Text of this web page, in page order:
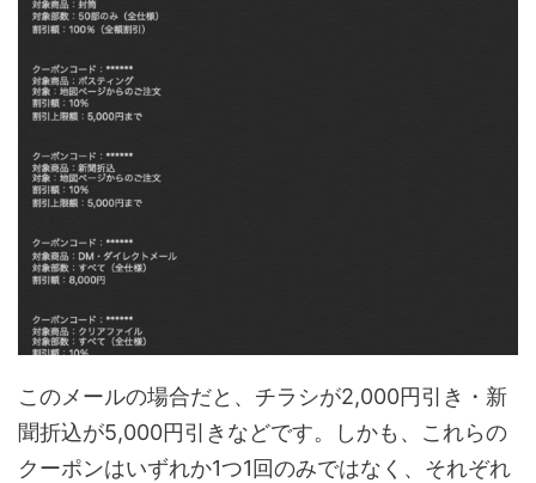
このメールの場合だと、チラシが2,000円引き・新
聞折込が5,000円引きなどです。しかも、これらの
クーポンはいずれか1つ1回のみではなく、それぞれ